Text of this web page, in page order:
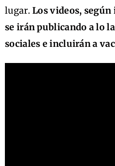
lugar.Los videos,
se irán publicando a lo
sociales e incluirán a